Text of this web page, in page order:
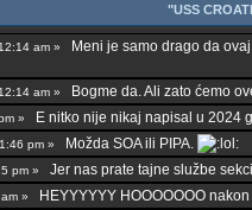
"USS
am »
Meni je samo drago da
am »
Bogme da. Ali zato ćemo
»
E nitko nije nikaj napisal u 2024
pm »
Možda SOA ili PIPA.
pm » Jer nas prate tajne službe
am »
HEYYYYYY HOOOOOOO